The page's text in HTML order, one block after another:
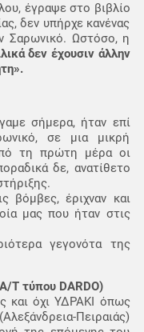
έγραψε στο βιβλίο
δεν υπήρχε κανένας
Σαρωνικό. Ωστόσο, η
δεν έχουσιν άλλην
σήμερα, ήταν επί
σε μια μικρή
τη πρώτη μέρα οι
δε, ανατίθετο
βόμβες, έριχναν και
μας που ήταν στις
γεγονότα της
Τ τύπου DARDO)
και όχι ΥΔΡΑΚΙ όπως
Πειραιάς)